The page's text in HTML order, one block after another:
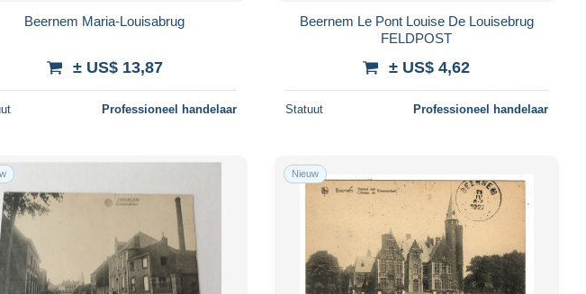
Beernem Maria-Louisabrug
± US$ 13,87
Professioneel handelaar
Beernem Le Pont Louise De Louisebrug
FELDPOST
± US$ 4,62
Statuut Professioneel handelaar
Nieuw